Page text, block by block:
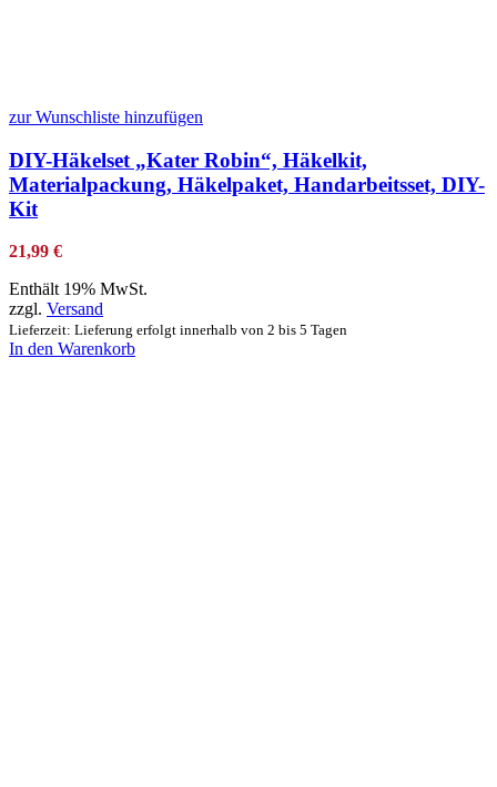
zur Wunschliste hinzufügen
DIY-Häkelset „Kater Robin“, Häkelkit,
Materialpackung, Häkelpaket, Handarbeitsset, DIY-
Kit
21,99 €
Enthält 19% MwSt.
zzgl. Versand
Lieferzeit: Lieferung erfolgt innerhalb von 2 bis 5 Tagen
In den Warenkorb